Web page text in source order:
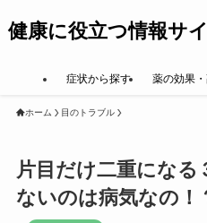
健康に役立つ情報サ
症状から探す 薬の効果
ホーム 目のトラブル
片目だけ二重になる
ないのは病気なの！